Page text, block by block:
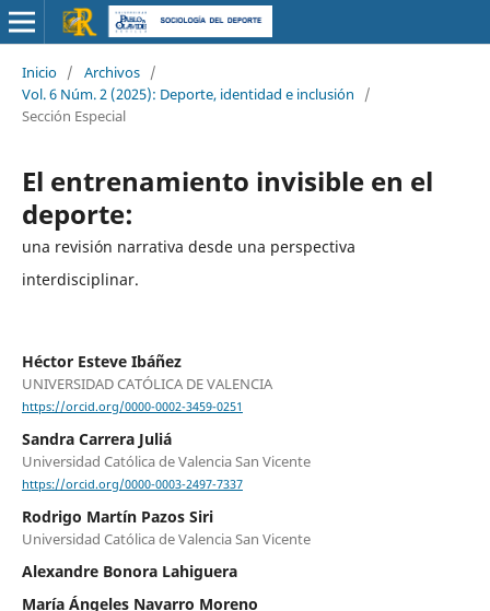
Inicio / Archivos /
Vol. 6 Núm. 2 (2025): Deporte, identidad e inclusión
/
Sección Especial
El entrenamiento invisible en el
deporte:
una revisión narrativa desde una perspectiva
interdisciplinar.
Héctor Esteve Ibáñez
UNIVERSIDAD CATÓLICA DE VALENCIA
https://orcid.org/0000-0002-3459-0251
Sandra Carrera Juliá
Universidad Católica de Valencia San Vicente
https://orcid.org/0000-0003-2497-7337
Rodrigo Martín Pazos Siri
Universidad Católica de Valencia San Vicente
Alexandre Bonora Lahiguera
María Ángeles Navarro Moreno